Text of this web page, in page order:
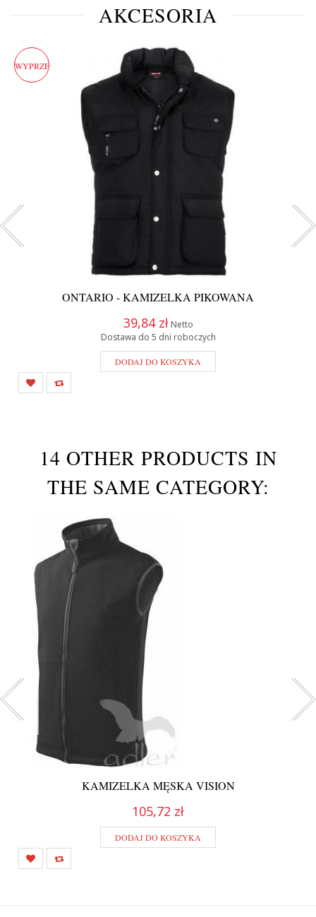
AKCESORIA
WYPRZEDAŻ!
ONTARIO - KAMIZELKA PIKOWANA
39,84 zł Netto
Dostawa do 5 dni roboczych
DODAJ DO KOSZYKA
14 OTHER PRODUCTS IN
THE SAME CATEGORY:
KAMIZELKA MĘSKA VISION
105,72 zł
DODAJ DO KOSZYKA